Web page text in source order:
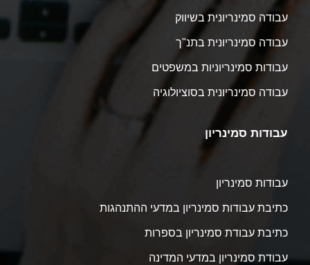
עבודה סמינריונית בשיווק
עבודה סמינריונית בתנ"ך
עבודות סמינריוניות במשפטים
עבודה סמינריונית בסוציולוגיה
עבודות סמינריון
עבודות סמינריון
כתיבת עבודות סמינריון במדעי ההתנהגות
כתיבת עבודת סמינריון בספרות
עבודת סמינריון במדעי המדינה